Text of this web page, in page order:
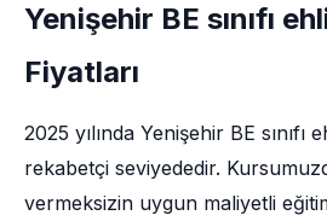
Yenişehir BE sınıfı
Fiyatları
2025 yılında Yenişehir BE sınıfı
rekabetçi seviyededir.
vermeksizin uygun maliyetli